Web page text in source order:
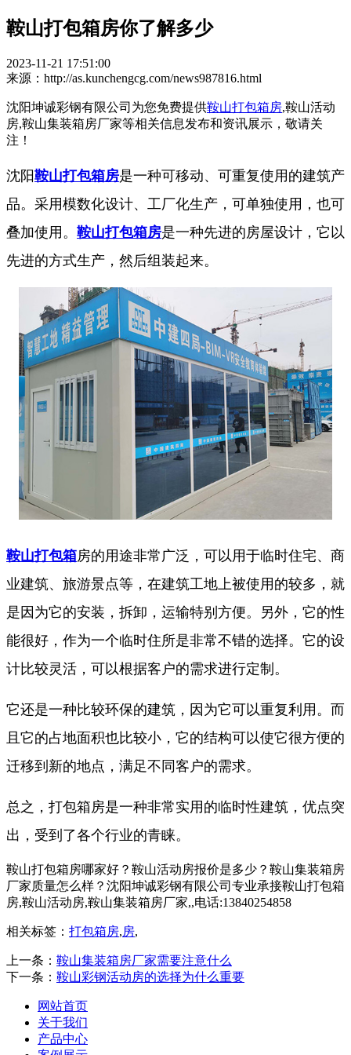
鞍山打包箱房你了解多少
2023-11-21 17:51:00
来源：http://as.kunchengcg.com/news987816.html
沈阳坤诚彩钢有限公司为您免费提供鞍山打包箱房,鞍山活动
房,鞍山集装箱房厂家等相关信息发布和资讯展示，敬请关
注！
沈阳鞍山打包箱房是一种可移动、可重复使用的建筑产
品。采用模数化设计、工厂化生产，可单独使用，也可
叠加使用。 鞍山打包箱房是一种先进的房屋设计，它以
先进的方式生产，然后组装起来。
鞍山打包箱房的用途非常广泛，可以用于临时住宅、商
业建筑、旅游景点等，在建筑工地上被使用的较多，就
是因为它的安装，拆卸，运输特别方便。另外，它的性
能很好，作为一个临时住所是非常不错的选择。它的设
计比较灵活，可以根据客户的需求进行定制。
它还是一种比较环保的建筑，因为它可以重复利用。而
且它的占地面积也比较小，它的结构可以使它很方便的
迁移到新的地点，满足不同客户的需求。
总之，打包箱房是一种非常实用的临时性建筑，优点突
出，受到了各个行业的青睐。
鞍山打包箱房哪家好？鞍山活动房报价是多少？鞍山集装箱房
厂家质量怎么样？沈阳坤诚彩钢有限公司专业承接鞍山打包箱
房,鞍山活动房,鞍山集装箱房厂家,,电话:13840254858
相关标签： 打包箱房,房,
上一条： 鞍山集装箱房厂家需要注意什么
下一条： 鞍山彩钢活动房的选择为什么重要
网站首页
关于我们
产品中心